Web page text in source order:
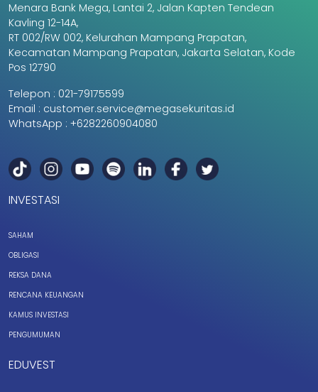
Menara Bank Mega, Lantai 2, Jalan Kapten Tendean
Kavling 12-14A,
RT 002/RW 002, Kelurahan Mampang Prapatan,
Kecamatan Mampang Prapatan, Jakarta Selatan, Kode
Pos 12790
Telepon : 021-79175599
Email : customer.service@megasekuritas.id
WhatsApp : +6282260904080
INVESTASI
SAHAM
OBLIGASI
REKSA DANA
RENCANA KEUANGAN
KAMUS INVESTASI
PENGUMUMAN
EDUVEST